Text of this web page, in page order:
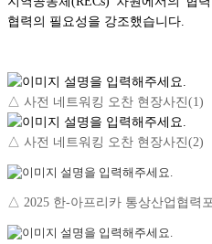
협력의 필요성을 강조했습니다.
△ 사전 네트워킹 오찬 현장사진(1)
△ 사전 네트워킹 오찬 현장사진(2)
△ 2025 한-아프리카 통상산업협력